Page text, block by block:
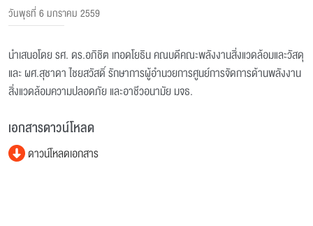
วันพุธที่ 6 มกราคม 2559
นำเสนอโดย รศ. ดร.อภิชิต เทอดโยธิน คณบดีคณะพลังงานสิ่งแวดล้อมและวัสดุ
และ ผศ.สุชาดา ไชยสวัสดิ์ รักษาการผู้อำนวยการศูนย์การจัดการด้านพลังงาน
สิ่งแวดล้อมความปลอดภัย และอาชีวอนามัย มจธ.
เอกสารดาวน์โหลด
ดาวน์โหลดเอกสาร